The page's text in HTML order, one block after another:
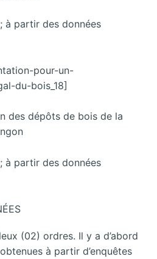
à partir des données
pour-un-
du-bois_18]
des dépôts de bois de la
à partir des données
(02) ordres. Il y a d’abord
à partir d’enquêtes